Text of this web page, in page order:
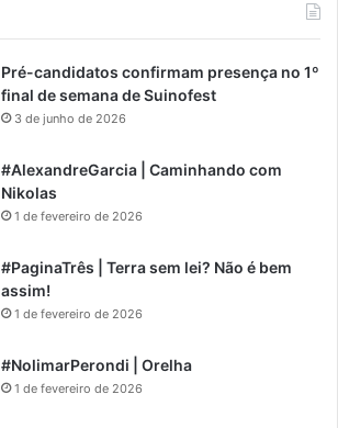
Pré-candidatos confirmam presença no 1º
final de semana de Suinofest
3 de junho de 2026
#AlexandreGarcia | Caminhando com
Nikolas
1 de fevereiro de 2026
#PaginaTrês | Terra sem lei? Não é bem
assim!
1 de fevereiro de 2026
#NolimarPerondi | Orelha
1 de fevereiro de 2026